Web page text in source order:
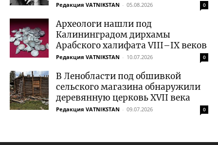
Редакция VATNIKSTAN - 05.08.2026 0
Археологи нашли под
Калининградом дирхамы
Арабского халифата VIII–IX веков
Редакция VATNIKSTAN - 10.07.2026 0
В Ленобласти под обшивкой
сельского магазина обнаружили
деревянную церковь XVII века
Редакция VATNIKSTAN - 09.07.2026 0